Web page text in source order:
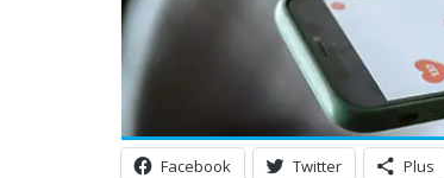
Facebook Twitter Plus